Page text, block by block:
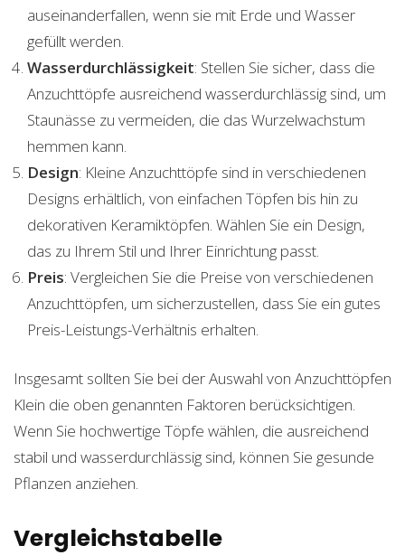
auseinanderfallen, wenn sie mit Erde und Wasser
gefüllt werden.
Wasserdurchlässigkeit: Stellen Sie sicher, dass die
Anzuchttöpfe ausreichend wasserdurchlässig sind, um
Staunässe zu vermeiden, die das Wurzelwachstum
hemmen kann.
Design: Kleine Anzuchttöpfe sind in verschiedenen
Designs erhältlich, von einfachen Töpfen bis hin zu
dekorativen Keramiktöpfen. Wählen Sie ein Design,
das zu Ihrem Stil und Ihrer Einrichtung passt.
Preis: Vergleichen Sie die Preise von verschiedenen
Anzuchttöpfen, um sicherzustellen, dass Sie ein gutes
Preis-Leistungs-Verhältnis erhalten.
Insgesamt sollten Sie bei der Auswahl von Anzuchttöpfen
Klein die oben genannten Faktoren berücksichtigen.
Wenn Sie hochwertige Töpfe wählen, die ausreichend
stabil und wasserdurchlässig sind, können Sie gesunde
Pflanzen anziehen.
Vergleichstabelle